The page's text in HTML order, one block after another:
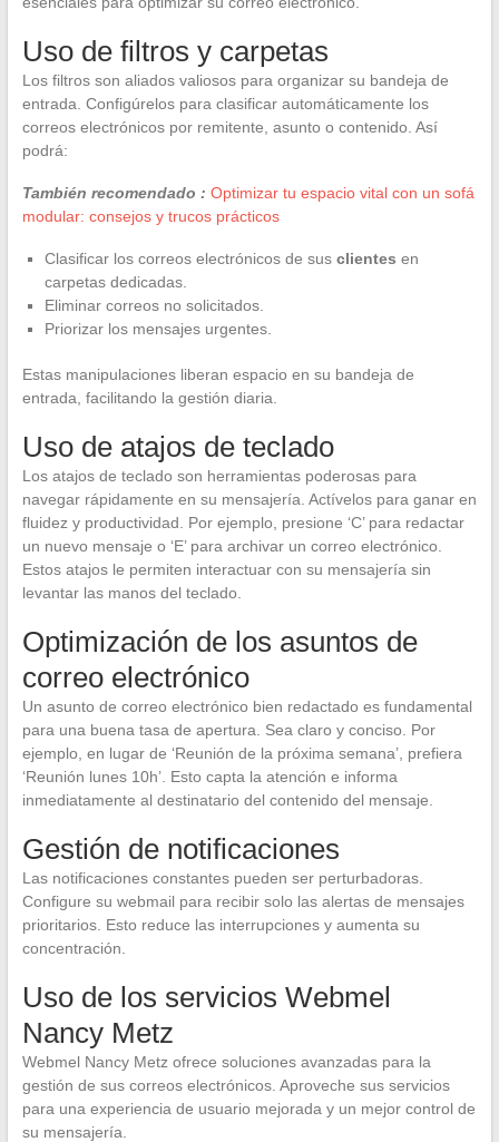
Uso de filtros y carpetas
Los filtros son aliados valiosos para organizar su bandeja de
entrada. Configúrelos para clasificar automáticamente los
correos electrónicos por remitente, asunto o contenido. Así
podrá:
También recomendado : Optimizar tu espacio vital con un sofá
modular: consejos y trucos prácticos
Clasificar los correos electrónicos de sus clientes en
carpetas dedicadas.
Eliminar correos no solicitados.
Priorizar los mensajes urgentes.
Estas manipulaciones liberan espacio en su bandeja de
entrada, facilitando la gestión diaria.
Uso de atajos de teclado
Los atajos de teclado son herramientas poderosas para
navegar rápidamente en su mensajería. Actívelos para ganar en
fluidez y productividad. Por ejemplo, presione ‘C’ para redactar
un nuevo mensaje o ‘E’ para archivar un correo electrónico.
Estos atajos le permiten interactuar con su mensajería sin
levantar las manos del teclado.
Optimización de los asuntos de
correo electrónico
Un asunto de correo electrónico bien redactado es fundamental
para una buena tasa de apertura. Sea claro y conciso. Por
ejemplo, en lugar de ‘Reunión de la próxima semana’, prefiera
‘Reunión lunes 10h’. Esto capta la atención e informa
inmediatamente al destinatario del contenido del mensaje.
Gestión de notificaciones
Las notificaciones constantes pueden ser perturbadoras.
Configure su webmail para recibir solo las alertas de mensajes
prioritarios. Esto reduce las interrupciones y aumenta su
concentración.
Uso de los servicios Webmel
Nancy Metz
Webmel Nancy Metz ofrece soluciones avanzadas para la
gestión de sus correos electrónicos. Aproveche sus servicios
para una experiencia de usuario mejorada y un mejor control de
su mensajería.